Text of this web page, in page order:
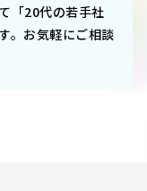
「20代の若手社
。お気軽にご相談